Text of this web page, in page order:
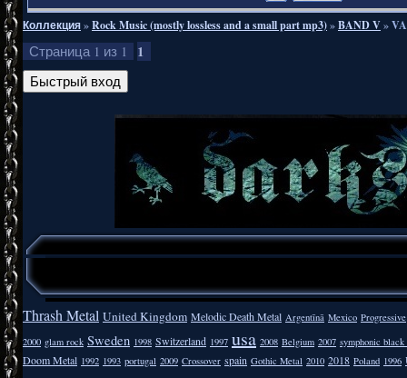
Коллекция»Rock Music (mostly lossless and a small part mp3)»BAND V»
Страница 1 из 1 1
Thrash Metal United Kingdom Melodic Death Metal Argentīnā Mexico Progressive
2000 glam rock Sweden 1998 Switzerland 1997 usa 2008 Belgium 2007 symphonic
Doom Metal 1992 1993 portugal 2009 Crossover spain Gothic Metal 2010 2018 Poland 1996